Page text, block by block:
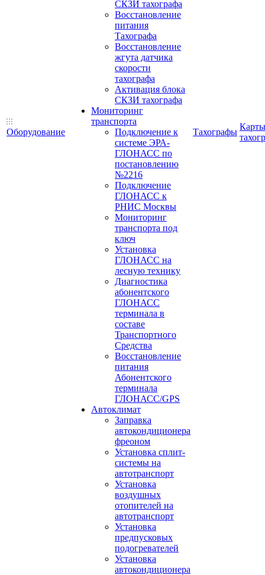
Оборудование
СКЗИ тахографа
Восстановление
питания
Тахографа
Восстановление
жгута датчика
скорости
тахографа
Активация блока
СКЗИ тахографа
Мониторинг
транспорта
Подключение к
системе ЭРА-
ГЛОНАСС по
постановлению
№2216
Подключение
ГЛОНАСС к
РНИС Москвы
Мониторинг
транспорта под
ключ
Установка
ГЛОНАСС на
лесную технику
Диагностика
абонентского
ГЛОНАСС
терминала в
составе
Транспортного
Средства
Восстановление
питания
Абонентского
терминала
ГЛОНАСС/GPS
Автоклимат
Заправка
автокондиционера
фреоном
Установка сплит-
системы на
автотранспорт
Установка
воздушных
отопителей на
автотранспорт
Установка
предпусковых
подогревателей
Установка
автокондиционера
Тахографы
Карты